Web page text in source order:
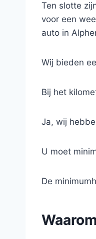
Ten slotte
voor een
auto in
Wij bieden
Bij het
Ja, wij
U moet
De